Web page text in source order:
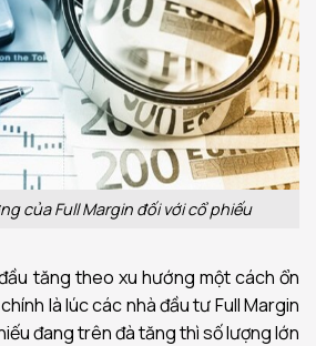
của Full Margin đối với cổ phiếu
tăng theo xu hướng một cách ổn
là lúc các nhà đầu tư Full Margin
đang trên đà tăng thì số lượng lớn